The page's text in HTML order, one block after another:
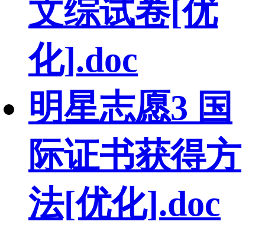
文综试卷[优
化].doc
明星志愿3 国
际证书获得方
法[优化].doc